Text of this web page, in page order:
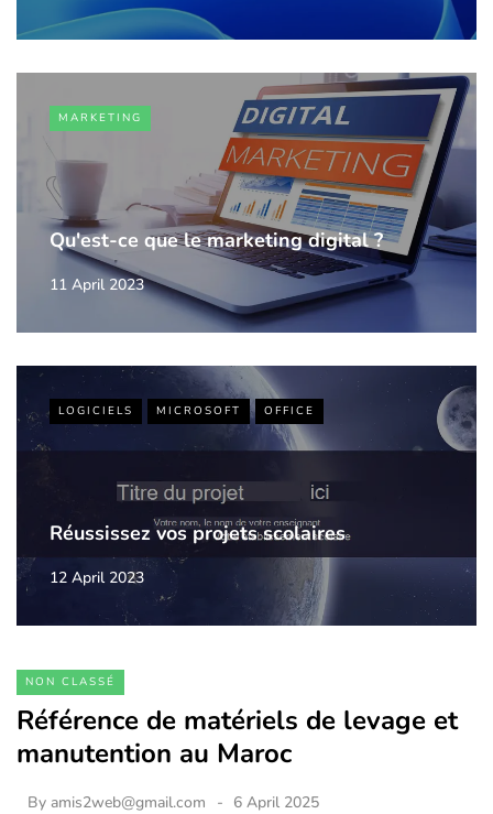
MARKETING
Qu'est-ce que le marketing digital ?
11 April 2023
LOGICIELS MICROSOFT OFFICE
Réussissez vos projets scolaires
12 April 2023
NON CLASSÉ
Référence de matériels de levage et
manutention au Maroc
By amis2web@gmail.com 6 April 2025